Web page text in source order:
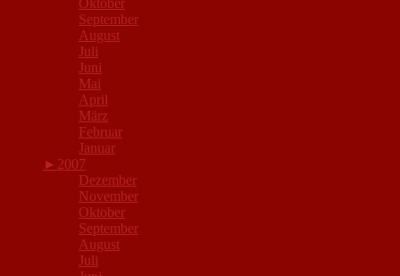
September
August
Juli
Juni
Mai
April
März
Februar
Januar
► 2007
Dezember
November
Oktober
September
August
Juli